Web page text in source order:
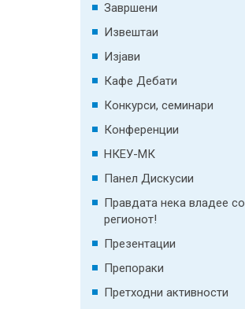
Завршени
Извештаи
Изјави
Кафе Дебати
Конкурси, семинари
Конференции
НКЕУ-МК
Панел Дискусии
Правдата нека владее со
регионот!
Презентации
Препораки
Претходни активности